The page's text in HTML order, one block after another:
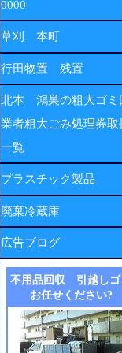
0000
草刈 本町
行田物置 残置
北本 鴻巣の粗大ゴミ
業者粗大ごみ処理券取
一覧
プラスチック製品
廃棄冷蔵庫
広告ブログ
不用品回収 引越しゴ
お任せください?